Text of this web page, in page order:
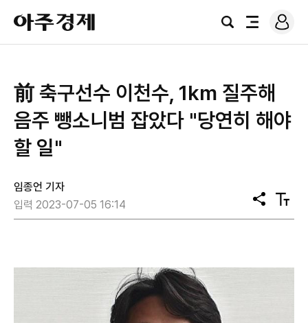
아
주
경
검
전
로
그
前 축구선수 이천수, 1km 질주해
음주 뺑소니범 잡았다 "당연히 해야
할 일"
임종언 기자
입력 2023-07-05 16:14
공
유
텍
스